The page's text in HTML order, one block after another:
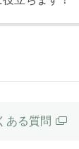
ある質問